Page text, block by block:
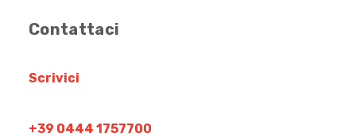
Contattaci
Scrivici
+39 0444 1757700